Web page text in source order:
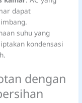
dapat
suhu yang
kondensasi
dengan